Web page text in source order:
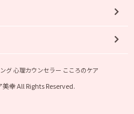
グ 心理カウンセラー こころのケア
幸 All Rights Reserved.